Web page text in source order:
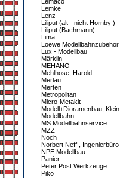
Lemke
Lenz
Liliput (alt - nicht Hornby )
Liliput (Bachmann)
Lima
Loewe Modellbahnzubehör
Lux - Modellbau
Märklin
MEHANO
Mehlhose, Harold
Merlau
Merten
Metropolitan
Micro-Metakit
Modell+Dioramenbau, Klein
Modellbahn
MS Modellbahnservice
MZZ
Noch
Norbert Neff , Ingenierbüro
NPE Modellbau
Panier
Peter Post Werkzeuge
Piko